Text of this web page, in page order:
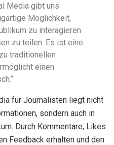
Media gibt uns
Möglichkeit,
zu interagieren
zu teilen. Es ist eine
traditionellen
einen
für Journalisten liegt nicht
sondern auch in
Durch Kommentare, Likes
Feedback erhalten und den